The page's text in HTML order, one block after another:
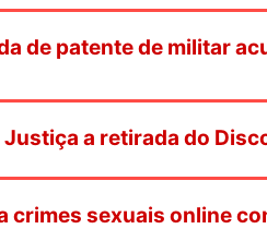
de patente de militar
a retirada do
crimes sexuais online